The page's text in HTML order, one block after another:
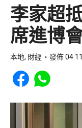
李家超
席進博
本地, 財經 發佈
Share to Facebook
Share to